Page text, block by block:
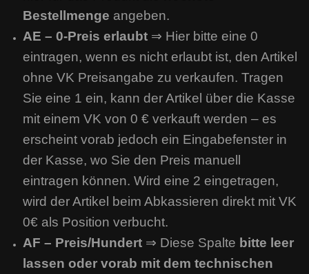
Bestellmenge angeben.
AE – 0-Preis erlaubt ⇒ Hier bitte eine 0
eintragen, wenn es nicht erlaubt ist, den Artikel
ohne VK Preisangabe zu verkaufen. Tragen
Sie eine 1 ein, kann der Artikel über die Kasse
mit einem VK von 0 € verkauft werden – es
erscheint vorab jedoch ein Eingabefenster in
der Kasse, wo Sie den Preis manuell
eintragen können. Wird eine 2 eingetragen,
wird der Artikel beim Abkassieren direkt mit VK
0€ als Position verbucht.
AF – Preis/Hundert ⇒ Diese Spalte bitte leer
lassen oder vorab mit dem technischen